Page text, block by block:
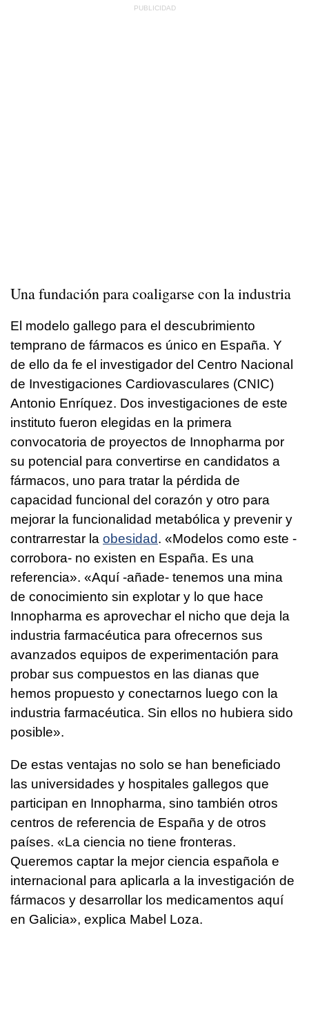
Una fundación para coaligarse con la industria
El modelo gallego para el descubrimiento
temprano de fármacos es único en España. Y
de ello da fe el investigador del Centro Nacional
de Investigaciones Cardiovasculares (CNIC)
Antonio Enríquez. Dos investigaciones de este
instituto fueron elegidas en la primera
convocatoria de proyectos de Innopharma por
su potencial para convertirse en candidatos a
fármacos, uno para tratar la pérdida de
capacidad funcional del corazón y otro para
mejorar la funcionalidad metabólica y prevenir y
contrarrestar la obesidad. «Modelos como este -
corrobora- no existen en España. Es una
referencia». «Aquí -añade- tenemos una mina
de conocimiento sin explotar y lo que hace
Innopharma es aprovechar el nicho que deja la
industria farmacéutica para ofrecernos sus
avanzados equipos de experimentación para
probar sus compuestos en las dianas que
hemos propuesto y conectarnos luego con la
industria farmacéutica. Sin ellos no hubiera sido
posible».
De estas ventajas no solo se han beneficiado
las universidades y hospitales gallegos que
participan en Innopharma, sino también otros
centros de referencia de España y de otros
países. «La ciencia no tiene fronteras.
Queremos captar la mejor ciencia española e
internacional para aplicarla a la investigación de
fármacos y desarrollar los medicamentos aquí
en Galicia», explica Mabel Loza.